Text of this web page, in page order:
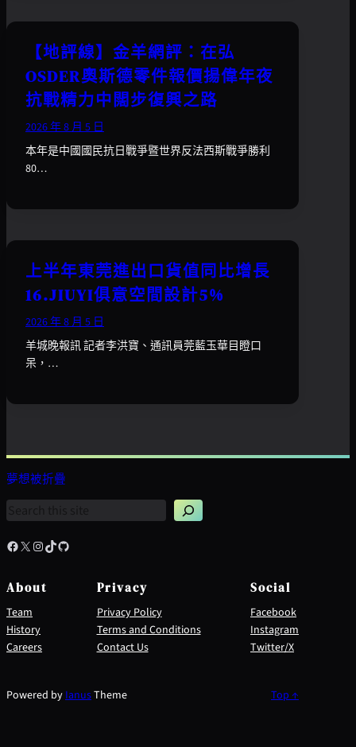
【地評線】金羊網評：在弘
OSDER奧斯德零件報價揚偉年夜
抗戰精力中闊步復興之路
2026 年 8 月 5 日
本年是中國國民抗日戰爭暨世界反法西斯戰爭勝利
80…
上半年東莞進出口貨值同比增長
16.JIUYI俱意空間設計5%
2026 年 8 月 5 日
羊城晚報訊 記者李洪寶、通訊員莞藍玉華目瞪口
呆，…
夢想被折疊
Facebook X Instagram TikTok GitHub
About
Team
History
Careers
Privacy
Privacy Policy
Terms and Conditions
Contact Us
Social
Facebook
Instagram
Twitter/X
Powered byIanusTheme Top ↑